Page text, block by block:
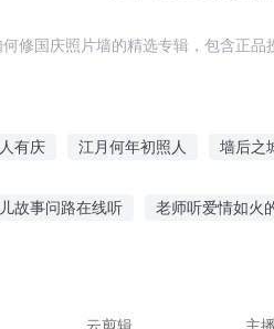
修国庆照片墙的精选专辑，包含正
有庆 江月何年初照人 墙后之
故事问路在线听 老师听爱情如火
云剪辑
主